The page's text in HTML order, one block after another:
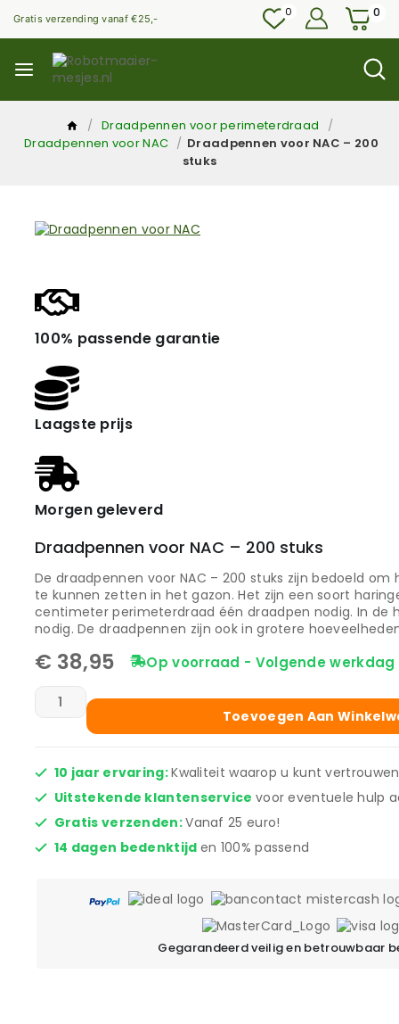
Gratis verzending vanaf €25,- 0 0
/ Draadpennen voor perimeterdraad
/
Draadpennen voor NAC / Draadpennen voor NAC – 200
stuks
100% passende garantie
Laagste prijs
Morgen geleverd
Draadpennen voor NAC – 200 stuks
De draadpennen voor NAC – 200 stuks zijn bedoeld
te kunnen zetten in het gazon. Het zijn een soort
centimeter perimeterdraad één draadpen nodig. In de
nodig. De draadpennen zijn ook in grotere
€ 38,95 Op voorraad - Volgende
Toevoegen Aan
10 jaar ervaring:Kwaliteit waarop u kunt
Uitstekende klantenservice voor eventuele hulp
Gratis verzenden:Vanaf 25 euro!
14 dagen bedenktijd en 100% passend
Gegarandeerd veilig en betrouwbaar